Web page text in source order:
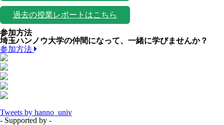
過去の授業レポートはこちら
参加方法
埼玉ハンノウ大学の仲間になって、一緒に学びませんか？
参加方法
Tweets by hanno_univ
- Supported by -